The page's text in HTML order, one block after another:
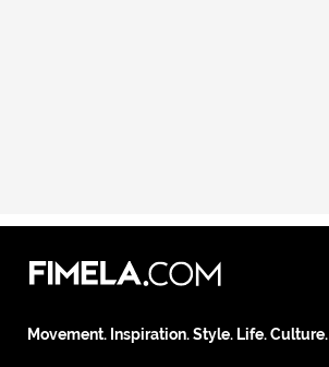
Movement. Inspiration. Style. Life. Culture.